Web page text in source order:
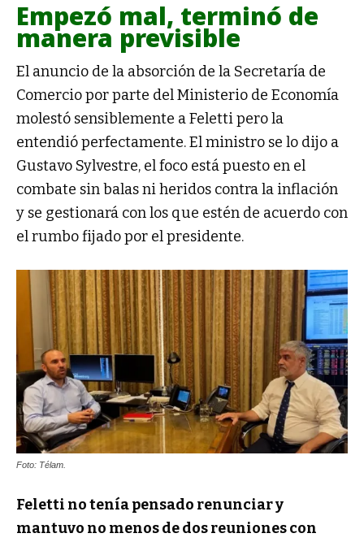
Empezó mal, terminó de
manera previsible
El anuncio de la absorción de la Secretaría de
Comercio por parte del Ministerio de Economía
molestó sensiblemente a Feletti pero la
entendió perfectamente. El ministro se lo dijo a
Gustavo Sylvestre, el foco está puesto en el
combate sin balas ni heridos contra la inflación
y se gestionará con los que estén de acuerdo con
el rumbo fijado por el presidente.
Foto: Télam.
Feletti no tenía pensado renunciar y
mantuvo no menos de dos reuniones con